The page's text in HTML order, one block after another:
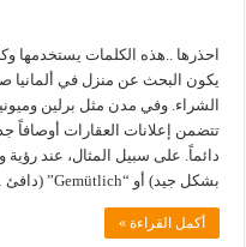
احذرها ..هذه الكلمات يستخدمها
يكون البحث عن منزل في ألمانيا
الشراء. وفي مدن مثل برلين
تتضمن إعلانات العقارات أوصافاً
بشكل جيد) أو “Gemütlich” (دافئ …
أكمل القراءة »